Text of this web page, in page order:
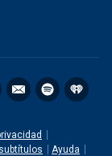
Ayuda